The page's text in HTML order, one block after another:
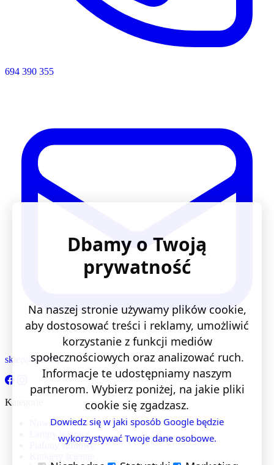
694 390 355
sklep@lentis.pl
Kategorie
Nowości
Lampy wiszące
Plafony sufitowe
Dbamy o Twoją
prywatność
Na naszej stronie używamy plików cookie,
aby dostosować treści i reklamy, umożliwić
korzystanie z funkcji mediów
społecznościowych oraz analizować ruch.
Informacje te udostępniamy naszym
partnerom. Wybierz poniżej, na jakie pliki
cookie się zgadzasz.
Dowiedz się w jaki sposób Google będzie
wykorzystywać Twoje dane osobowe.